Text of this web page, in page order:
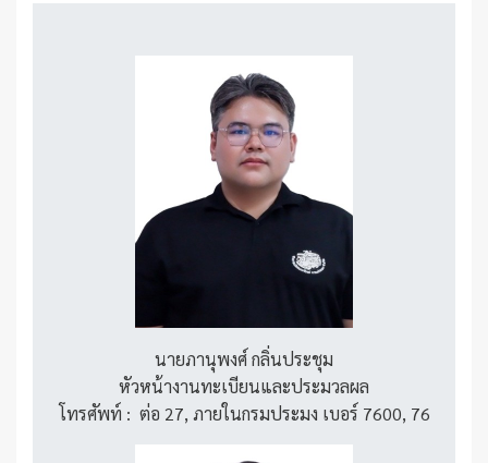
นายภานุพงศ์ กลิ่นประชุม
หัวหน้างานทะเบียนและประมวลผล
โทรศัพท์ : ต่อ 27, ภายในกรมประมง เบอร์ 7600, 76